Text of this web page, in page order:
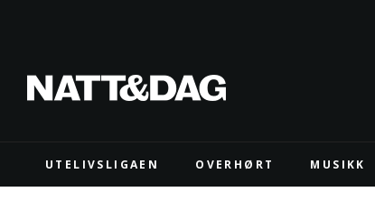
UTELIVSLIGAEN OVERHØRT MUSIKK